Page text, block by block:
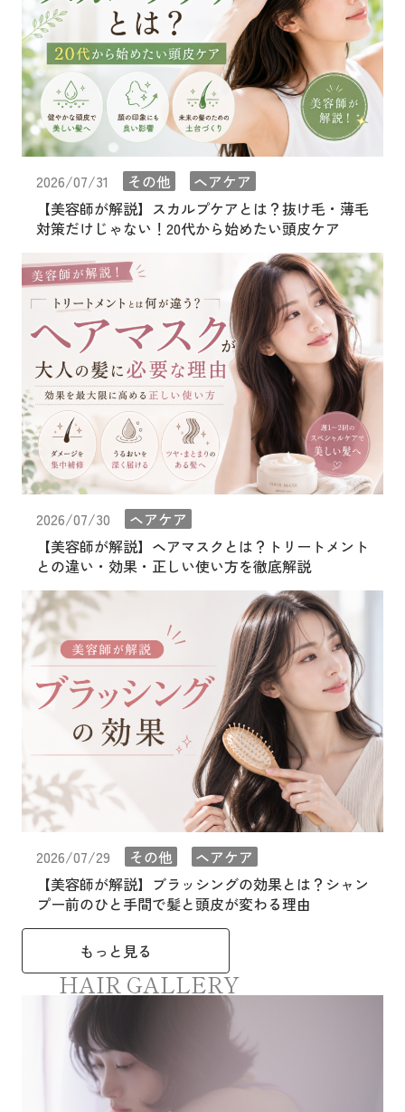
2026/07/31 その他
ヘアケア
【美容師が解説】スカルプケアとは？抜け毛・薄毛
対策だけじゃない！20代から始めたい頭皮ケア
2026/07/30
ヘアケア
【美容師が解説】ヘアマスクとは？トリートメント
との違い・効果・正しい使い方を徹底解説
2026/07/29 その他
ヘアケア
【美容師が解説】ブラッシングの効果とは？シャン
プー前のひと手間で髪と頭皮が変わる理由
もっと見る
HAIR GALLERY